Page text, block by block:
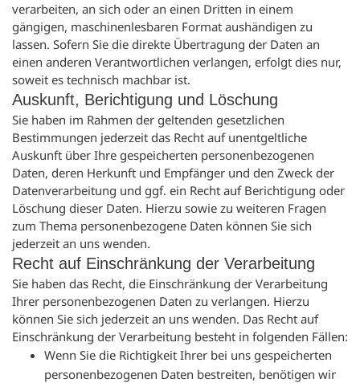
verarbeiten, an sich oder an einen Dritten in einem
gängigen, maschinenlesbaren Format aushändigen zu
lassen. Sofern Sie die direkte Übertragung der Daten an
einen anderen Verantwortlichen verlangen, erfolgt dies nur,
soweit es technisch machbar ist.
Auskunft, Berichtigung und Löschung
Sie haben im Rahmen der geltenden gesetzlichen
Bestimmungen jederzeit das Recht auf unentgeltliche
Auskunft über Ihre gespeicherten personenbezogenen
Daten, deren Herkunft und Empfänger und den Zweck der
Datenverarbeitung und ggf. ein Recht auf Berichtigung oder
Löschung dieser Daten. Hierzu sowie zu weiteren Fragen
zum Thema personenbezogene Daten können Sie sich
jederzeit an uns wenden.
Recht auf Einschränkung der Verarbeitung
Sie haben das Recht, die Einschränkung der Verarbeitung
Ihrer personenbezogenen Daten zu verlangen. Hierzu
können Sie sich jederzeit an uns wenden. Das Recht auf
Einschränkung der Verarbeitung besteht in folgenden Fällen:
Wenn Sie die Richtigkeit Ihrer bei uns gespeicherten
personenbezogenen Daten bestreiten, benötigen wir